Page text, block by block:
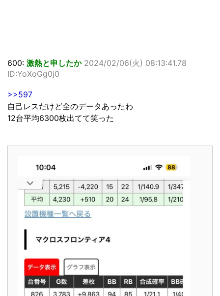
600: 激熱と申したか 2024/02/06(火) 08:13:41.78
ID:YoXoGg0j0
>>597
自己レスだけど全のデータあったわ
12台平均6300枚出てて笑った